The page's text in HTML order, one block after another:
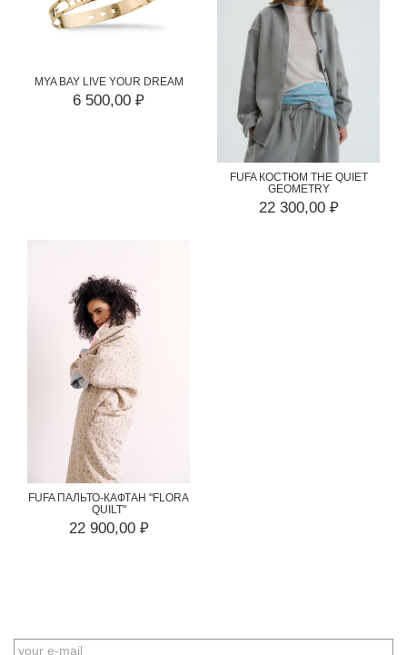
MYA BAY LIVE YOUR DREAM
6 500,00 ₽
FUFA КОСТЮМ THE QUIET
GEOMETRY
22 300,00 ₽
FUFA ПАЛЬТО-КАФТАН "FLORA
QUILT"
22 900,00 ₽